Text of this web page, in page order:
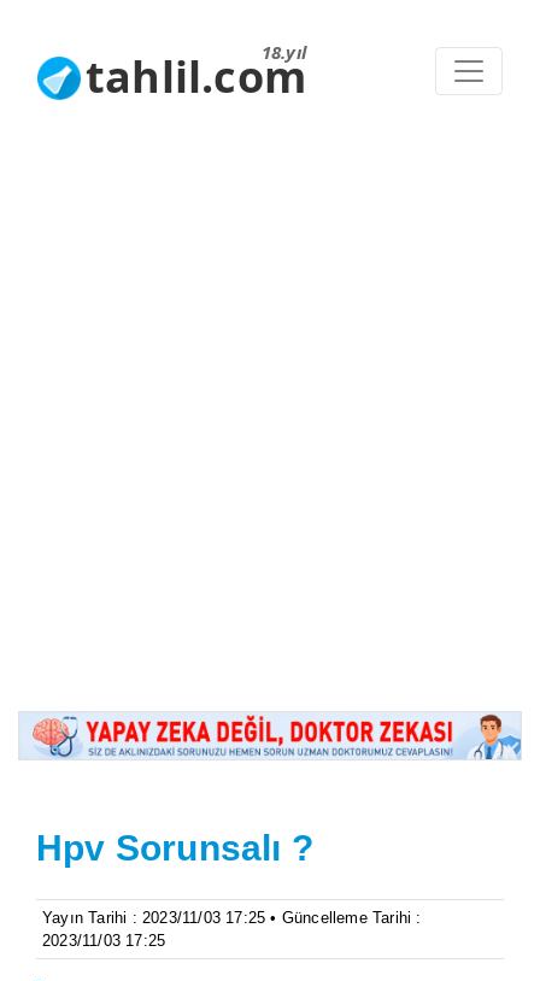
18.yıl
tahlil.com
Hpv Sorunsalı ?
Yayın Tarihi : 2023/11/03 17:25 • Güncelleme Tarihi :
2023/11/03 17:25